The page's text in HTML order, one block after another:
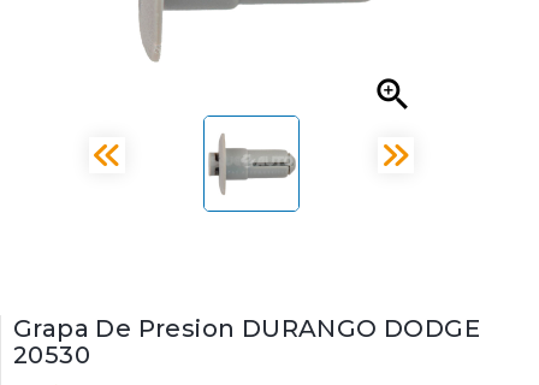

Grapa De Presion DURANGO DODGE
20530